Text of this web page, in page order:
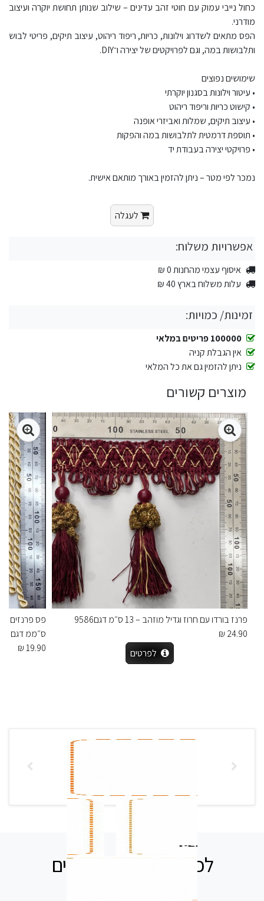
כחול נייבי עמוק עם חוטי זהב עדינים – שילוב שנותן תחושת יוקרה ועיצוב
מודרני.
הפס מתאים לשדרוג וילונות, כריות, ריפוד ריהוט, עיצוב תיקים, פריטי לבוש
ותלבושות במה, וגם לפרויקטים של יצירה ו־DIY.
שימושים נפוצים
• עיטור וילונות בסגנון יוקרתי
• קישוט כריות וריפוד ריהוט
• עיצוב תיקים, שמלות ואביזרי אופנה
• תוספת דרמטית לתלבושות במה והפקות
• פרויקטי יצירה בעבודת יד
נמכר לפי מטר – ניתן להזמין באורך מותאם אישית.
לעגלה
אפשרויות משלוח:
איסוף עצמי מהחנות 0 ₪
עלות משלוח בארץ 40 ₪
זמינות/ כמויות:
100000 פריטים במלאי
אין הגבלת קניה
ניתן להזמין גם את כל המלאי
מוצרים קשורים
פרנז בורדו עם חרוז וגדיל מוזהב – 13 ס״מ דגם9586
24.90 ₪
לפרטים
ס״ממ דגם 9400
19.90 ₪
לכל שאלה אנחנו זמינים